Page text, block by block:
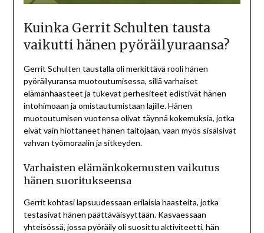
Kuinka Gerrit Schulten tausta
vaikutti hänen pyöräilyuraansa?
Gerrit Schulten taustalla oli merkittävä rooli hänen
pyöräilyuransa muotoutumisessa, sillä varhaiset
elämänhaasteet ja tukevat perhesiteet edistivät hänen
intohimoaan ja omistautumistaan lajille. Hänen
muotoutumisen vuotensa olivat täynnä kokemuksia, jotka
eivät vain hiottaneet hänen taitojaan, vaan myös sisälsivät
vahvan työmoraalin ja sitkeyden.
Varhaisten elämänkokemusten vaikutus
hänen suoritukseensa
Gerrit kohtasi lapsuudessaan erilaisia haasteita, jotka
testasivat hänen päättäväisyyttään. Kasvaessaan
yhteisössä, jossa pyöräily oli suosittu aktiviteetti, hän